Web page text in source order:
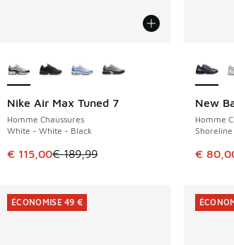
baisse de € 189,99 à € 130,00
Nike Air Max Tuned 7
Homme Chaussures
White - White - Black
Cet article est en promotion. Prix en baisse
€ 115,00€ 189,99
ÉCONOMISE 74 € New
Homme
Cet
€
ÉCONOMISE 49 €